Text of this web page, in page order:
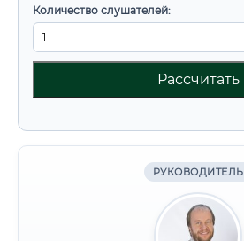
Количество слушателей:
Рассчитать
РУКОВОДИТЕЛЬ